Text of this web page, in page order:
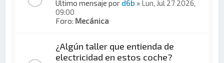
Último mensaje por d6b » Lun, Jul 27 2026,
09:00
Foro: Mecánica
¿Algún taller que entienda de
electricidad en estos coche?